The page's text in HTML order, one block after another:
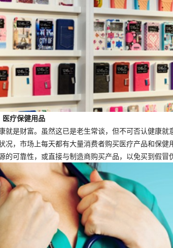
医疗保健用品
就是财富。虽然这已是老生常谈，但不可否认健康
况，市场上每天都有大量消费者购买医疗产品和保
的可靠性，或直接与制造商购买产品，以免买到假冒